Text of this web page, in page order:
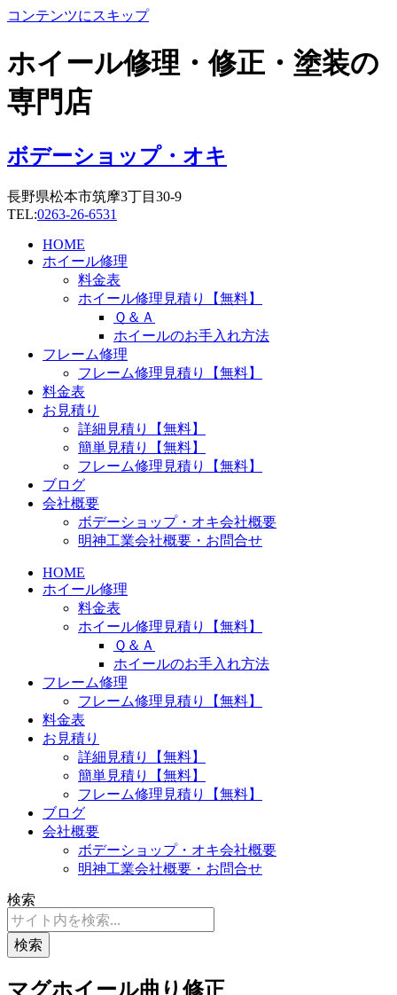
コンテンツにスキップ
ホイール修理・修正・塗装の
専門店
ボデーショップ・オキ
長野県松本市筑摩3丁目30-9
TEL:0263-26-6531
HOME
ホイール修理
料金表
ホイール修理見積り【無料】
Ｑ＆Ａ
ホイールのお手入れ方法
フレーム修理
フレーム修理見積り【無料】
料金表
お見積り
詳細見積り【無料】
簡単見積り【無料】
フレーム修理見積り【無料】
ブログ
会社概要
ボデーショップ・オキ会社概要
明神工業会社概要・お問合せ
HOME
ホイール修理
料金表
ホイール修理見積り【無料】
Ｑ＆Ａ
ホイールのお手入れ方法
フレーム修理
フレーム修理見積り【無料】
料金表
お見積り
詳細見積り【無料】
簡単見積り【無料】
フレーム修理見積り【無料】
ブログ
会社概要
ボデーショップ・オキ会社概要
明神工業会社概要・お問合せ
検索
検索
マグホイール曲り修正